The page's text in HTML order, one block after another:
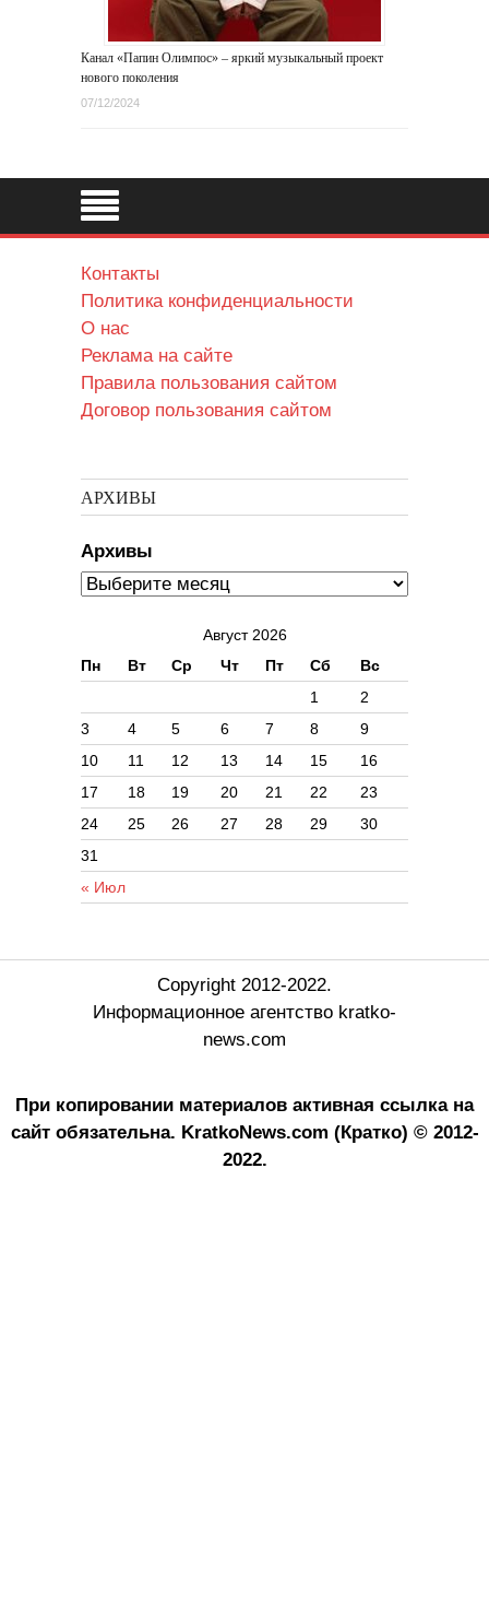
Канал «Папин Олимпос» – яркий музыкальный проект
нового поколения
07/12/2024
Контакты
Политика конфиденциальности
О нас
Реклама на сайте
Правила пользования сайтом
Договор пользования сайтом
АРХИВЫ
Архивы
Август 2026
Пн
Вт Ср Чт Пт Сб Вс
« Июл
1
2
3
4 5 6 7 8
9
10
11 12 13 14 15
16
17
18 19 20 21 22
23
24
25 26 27 28 29
30
31
Copyright 2012-2022.
Информационное агентство kratko-
news.com
При копировании материалов активная ссылка на
сайт обязательна. KratkoNews.com (Кратко) © 2012-
2022.